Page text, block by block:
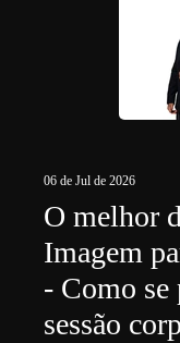
06 de Jul de 2026
O melhor
Imagem
- Como se
sessão